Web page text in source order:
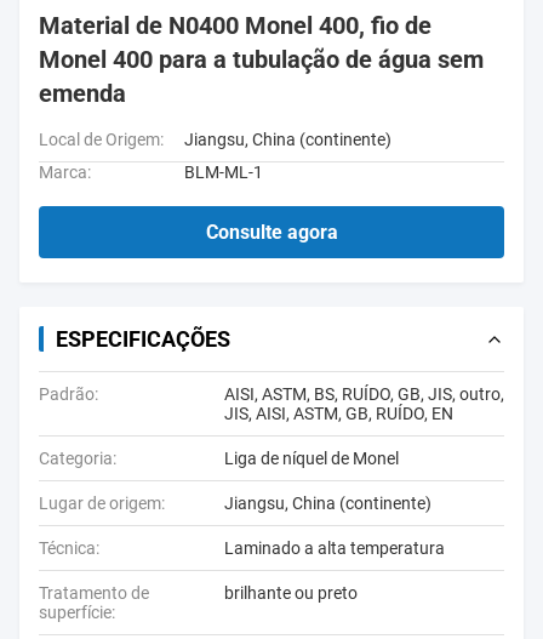
Material de N0400 Monel 400, fio de
Monel 400 para a tubulação de água sem
emenda
Local de Origem:
Jiangsu, China (continente)
Marca:
BLM-ML-1
Consulte agora
ESPECIFICAÇÕES
Padrão:
AISI, ASTM, BS, RUÍDO, GB, JIS, outro,
JIS, AISI, ASTM, GB, RUÍDO, EN
Categoria: Liga de níquel de Monel
Lugar de origem: Jiangsu, China (continente)
Técnica: Laminado a alta temperatura
Tratamento de
superfície:
brilhante ou preto